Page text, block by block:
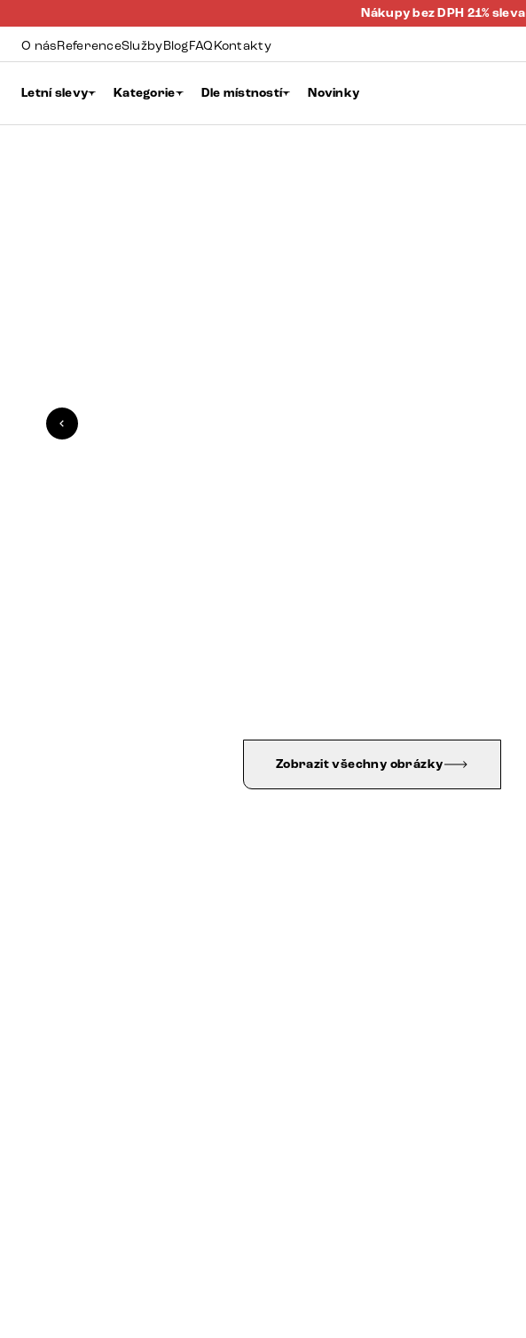
Nákupy bez DPH 21% sleva
O násReferenceSlužbyBlogFAQKontakty
Letní slevy Kategorie Dle místností Novinky
Zobrazit všechny obrázky